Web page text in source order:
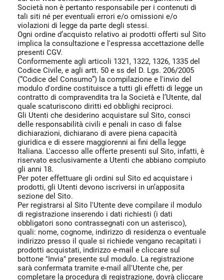
Società non è pertanto responsabile per i contenuti di
tali siti né per eventuali errori e/o omissioni e/o
violazioni di legge da parte degli stessi.
Ogni ordine d’acquisto relativo ai prodotti offerti sul Sito
implica la consultazione e l'espressa accettazione delle
presenti CGV.
Conformemente agli articoli 1321, 1322, 1326, 1335 del
Codice Civile, e agli artt. 50 e ss del D. Lgs. 206/2005
(“Codice del Consumo”) la compilazione e l'invio del
modulo d'ordine costituisce a tutti gli effetti di legge un
contratto di compravendita tra la Società e l’Utente, dal
quale scaturiscono diritti ed obblighi reciproci.
Gli Utenti che desiderino acquistare sul Sito, consci
delle responsabilità civili e penali in caso di false
dichiarazioni, dichiarano di avere piena capacità
giuridica e di essere maggiorenni ai fini della legge
Italiana. L'accesso alle offerte presenti sul Sito, infatti, è
riservato esclusivamente a Utenti che abbiano compiuto
gli anni 18.
Per poter effettuare gli ordini sul Sito ed acquistare i
prodotti, gli Utenti devono iscriversi in un’apposita
sezione del Sito.
Per registrarsi al Sito l'Utente deve compilare il modulo
di registrazione inserendo i dati richiesti (i dati
obbligatori sono contrassegnati con un asterisco),
quali: nome, cognome, indirizzo di residenza o eventuale
indirizzo presso il quale si richiede vengano recapitati i
prodotti acquistati, indirizzo e-mail e cliccare sul
bottone "Invia" presente sul modulo. La registrazione
sarà confermata tramite e-mail all'Utente che, per
completare la procedura di registrazione, dovrà cliccare